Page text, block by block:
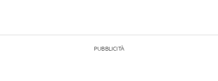
PUBBLICITÀ